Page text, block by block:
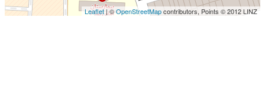
Leaflet| ©OpenStreetMapcontributors, Points © 2012 LINZ